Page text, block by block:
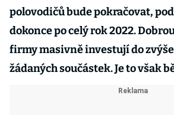
polovodičů bude pokračovat,
dokonce po celý rok 2022.
firmy masivně investují do
žádaných součástek. Je to však